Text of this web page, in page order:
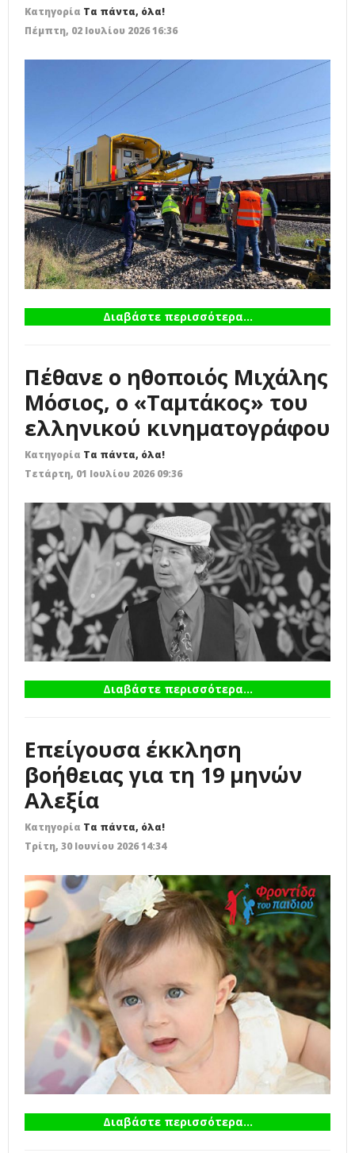
Κατηγορία Τα πάντα, όλα!
Πέμπτη, 02 Ιουλίου 2026 16:36
Διαβάστε περισσότερα...
Πέθανε ο ηθοποιός Μιχάλης
Μόσιος, ο «Ταμτάκος» του
ελληνικού κινηματογράφου
Κατηγορία Τα πάντα, όλα!
Τετάρτη, 01 Ιουλίου 2026 09:36
Διαβάστε περισσότερα...
Επείγουσα έκκληση
βοήθειας για τη 19 μηνών
Αλεξία
Κατηγορία Τα πάντα, όλα!
Τρίτη, 30 Ιουνίου 2026 14:34
Διαβάστε περισσότερα...